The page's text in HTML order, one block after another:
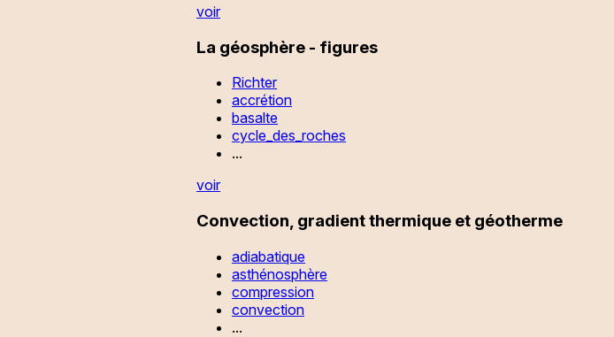
voir
La géosphère - figures
Richter
accrétion
basalte
cycle_des_roches
...
voir
Convection, gradient thermique et géotherme
adiabatique
asthénosphère
compression
convection
...